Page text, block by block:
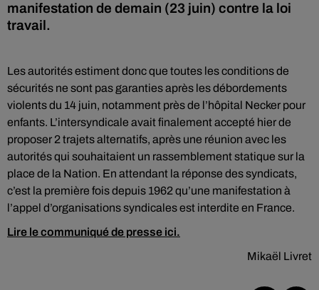
manifestation de demain (23 juin) contre la loi
travail.
Les autorités estiment donc que toutes les conditions de
sécurités ne sont pas garanties après les débordements
violents du 14 juin, notamment près de l’hôpital Necker pour
enfants. L’intersyndicale avait finalement accepté hier de
proposer 2 trajets alternatifs, après une réunion avec les
autorités qui souhaitaient un rassemblement statique sur la
place de la Nation. En attendant la réponse des syndicats,
c’est la première fois depuis 1962 qu’une manifestation à
l’appel d’organisations syndicales est interdite en France.
Lire le communiqué de presse ici.
Mikaël Livret